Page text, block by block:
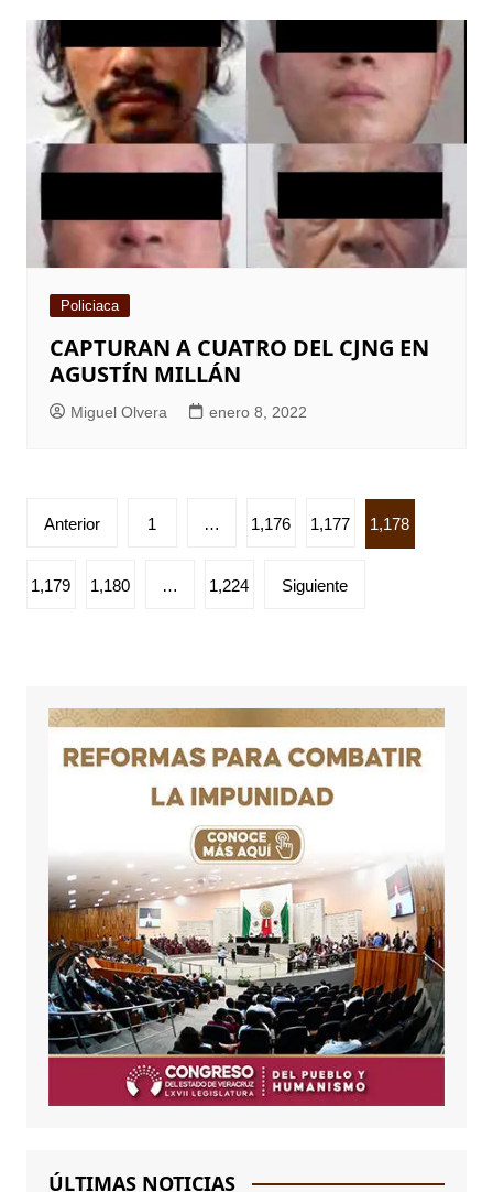
Policiaca
CAPTURAN A CUATRO DEL CJNG EN
AGUSTÍN MILLÁN
Miguel Olvera enero 8, 2022
Paginación
entradas
Anterior 1 … 1,176 1,177 1,178
1,179 1,180 … 1,224 Siguiente
ÚLTIMAS NOTICIAS